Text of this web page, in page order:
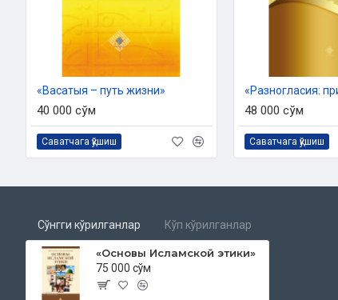
Да будут восхваления Всевышнему Аллаху, достойные
последнюю книгу Священный Куръан — главной книгой
последнюю религию Ислам — религией правил приличия,
Мухаммада саллаллаху алайхи васаллам — посланником
Да будут вознесены совершенные и полнейшие
Мухаммаду Мустафа, — кто принял от своего Господа
умме, воспитал эту умму, прививая ей в совершенстве
семьи пророческого дома и сахабийам Пророка!
Уважаемые читатели! С самыми добрыми намерениями
с вами о социальных нормах и правилах приличия,
Всевышнему Аллаху, прося Его об осуществлении наших
настоящая книга принесла пользу всем нам.
«Васатыя – путь жизни»
40 000 сўм
Саватчага қўшиш
48 000 сўм
Саватчага қўшиш
Сўнгги кўрилганлар Кўп кўрилганлар
«Основы Исламской этики»
75 000 сўм